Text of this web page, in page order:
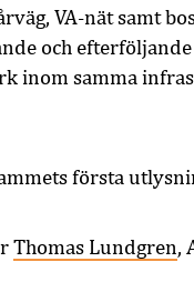
VA-nät samt
och
inom samma
första
Thomas Lundgren,